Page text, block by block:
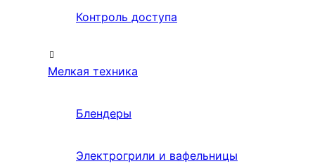
Контроль доступа
Мелкая техника
Блендеры
Электрогрили и вафельницы